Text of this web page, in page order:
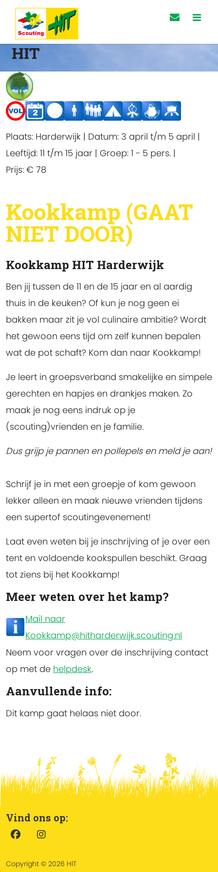
HIT
Plaats: Harderwijk | Datum: 3 april t/m 5 april |
Leeftijd: 11 t/m 15 jaar | Groep: 1 - 5 pers. |
Prijs: € 78
Kookkamp (GAAT
NIET DOOR)
Kookkamp HIT Harderwijk
Ben jij tussen de 11 en de 15 jaar en al aardig
thuis in de keuken? Of kun je nog geen ei
bakken maar zit je vol culinaire ambitie? Wordt
het gewoon eens tijd om zelf kunnen bepalen
wat de pot schaft? Kom dan naar Kookkamp!
Je leert in groepsverband smakelijke en simpele
gerechten en hapjes en drankjes maken. Zo
maak je nog eens indruk op je
(scouting)vrienden en je familie.
Dus grijp je pannen en pollepels en meld je aan!
Schrijf je in met een groepje of kom gewoon
lekker alleen en maak nieuwe vrienden tijdens
een supertof scoutingevenement!
Laat even weten bij je inschrijving of je over een
tent en voldoende kookspullen beschikt. Graag
tot ziens bij het Kookkamp!
Meer weten over het kamp?
Mail naar
Kookkamp@hitharderwijk.scouting.nl
Neem voor vragen over de inschrijving contact
op met de helpdesk.
Aanvullende info:
Dit kamp gaat helaas niet door.
Vind ons op:
Copyright © 2026 HIT